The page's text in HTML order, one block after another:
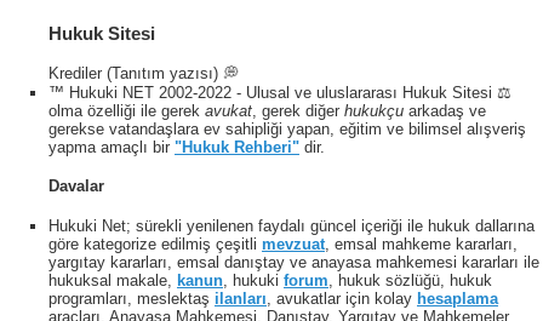
Hukuk Sitesi
Krediler (Tanıtım yazısı) 💭
™ Hukuki NET 2002-2022 - Ulusal ve uluslararası Hukuk Sitesi ⚖️
olma özelliği ile gerek avukat, gerek diğer hukukçu arkadaş ve
gerekse vatandaşlara ev sahipliği yapan, eğitim ve bilimsel alışveriş
yapma amaçlı bir "Hukuk Rehberi" dir.
Davalar
Hukuki Net; sürekli yenilenen faydalı güncel içeriği ile hukuk dallarına
göre kategorize edilmiş çeşitli mevzuat , emsal mahkeme kararları,
yargıtay kararları, emsal danıştay ve anayasa mahkemesi kararları ile
hukuksal makale, kanun , hukuki forum , hukuk sözlüğü, hukuk
programları, meslektaş ilanları , avukatlar için kolay hesaplama
araçları, Anayasa Mahkemesi, Danıştay, Yargıtay ve Mahkemeler